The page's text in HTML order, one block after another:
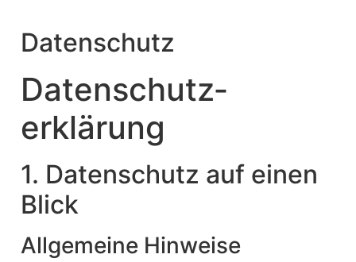
Datenschutz
Datenschutz­
erklärung
1. Datenschutz auf einen
Blick
Allgemeine Hinweise